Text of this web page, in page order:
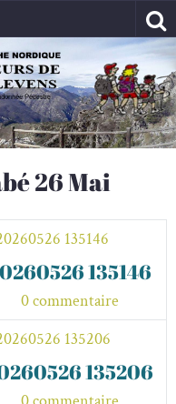
26 Mai
135146
0 commentaire
135206